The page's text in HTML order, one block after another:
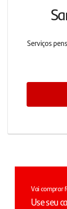
Serviços
Vai comprar
Use seu